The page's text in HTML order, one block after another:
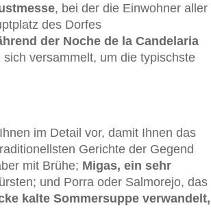
, bei der die Einwohner aller
des Dorfes
der Noche de la Candelaria
versammelt, um die typischste
im Detail vor, damit Ihnen das
Gerichte der Gegend
mit Brühe; Migas, ein sehr
und Porra oder Salmorejo, das
kalte Sommersuppe verwandelt,